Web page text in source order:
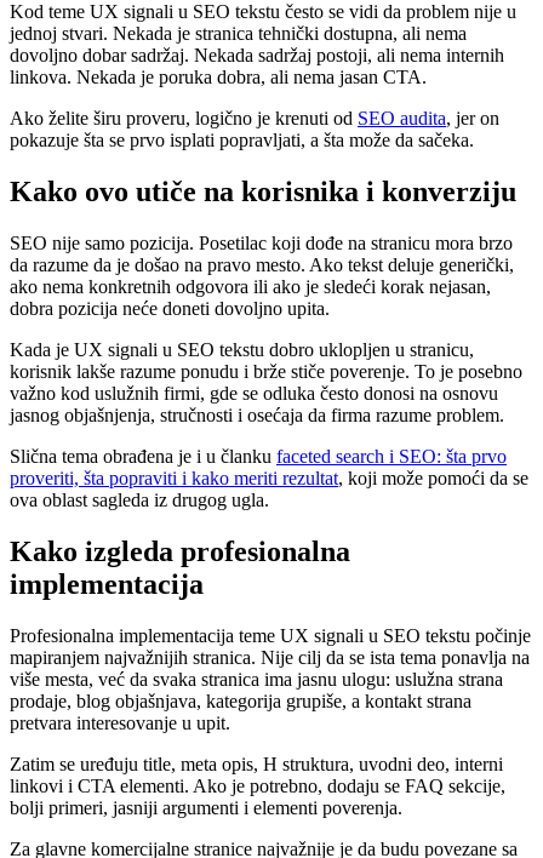
Kod teme UX signali u SEO tekstu često se vidi da problem nije u
jednoj stvari. Nekada je stranica tehnički dostupna, ali nema
dovoljno dobar sadržaj. Nekada sadržaj postoji, ali nema internih
linkova. Nekada je poruka dobra, ali nema jasan CTA.
Ako želite širu proveru, logično je krenuti od SEO audita, jer on
pokazuje šta se prvo isplati popravljati, a šta može da sačeka.
Kako ovo utiče na korisnika i konverziju
SEO nije samo pozicija. Posetilac koji dođe na stranicu mora brzo
da razume da je došao na pravo mesto. Ako tekst deluje generički,
ako nema konkretnih odgovora ili ako je sledeći korak nejasan,
dobra pozicija neće doneti dovoljno upita.
Kada je UX signali u SEO tekstu dobro uklopljen u stranicu,
korisnik lakše razume ponudu i brže stiče poverenje. To je posebno
važno kod uslužnih firmi, gde se odluka često donosi na osnovu
jasnog objašnjenja, stručnosti i osećaja da firma razume problem.
Slična tema obrađena je i u članku faceted search i SEO: šta prvo
proveriti, šta popraviti i kako meriti rezultat, koji može pomoći da se
ova oblast sagleda iz drugog ugla.
Kako izgleda profesionalna
implementacija
Profesionalna implementacija teme UX signali u SEO tekstu počinje
mapiranjem najvažnijih stranica. Nije cilj da se ista tema ponavlja na
više mesta, već da svaka stranica ima jasnu ulogu: uslužna strana
prodaje, blog objašnjava, kategorija grupiše, a kontakt strana
pretvara interesovanje u upit.
Zatim se uređuju title, meta opis, H struktura, uvodni deo, interni
linkovi i CTA elementi. Ako je potrebno, dodaju se FAQ sekcije,
bolji primeri, jasniji argumenti i elementi poverenja.
Za glavne komercijalne stranice najvažnije je da budu povezane sa